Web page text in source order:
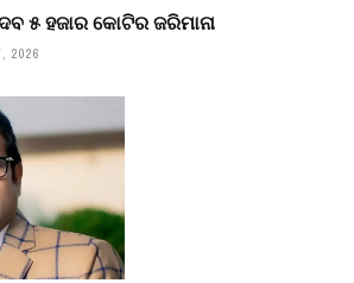
୫ ହଜାର କୋଟିର ଜରିମାନା
2026